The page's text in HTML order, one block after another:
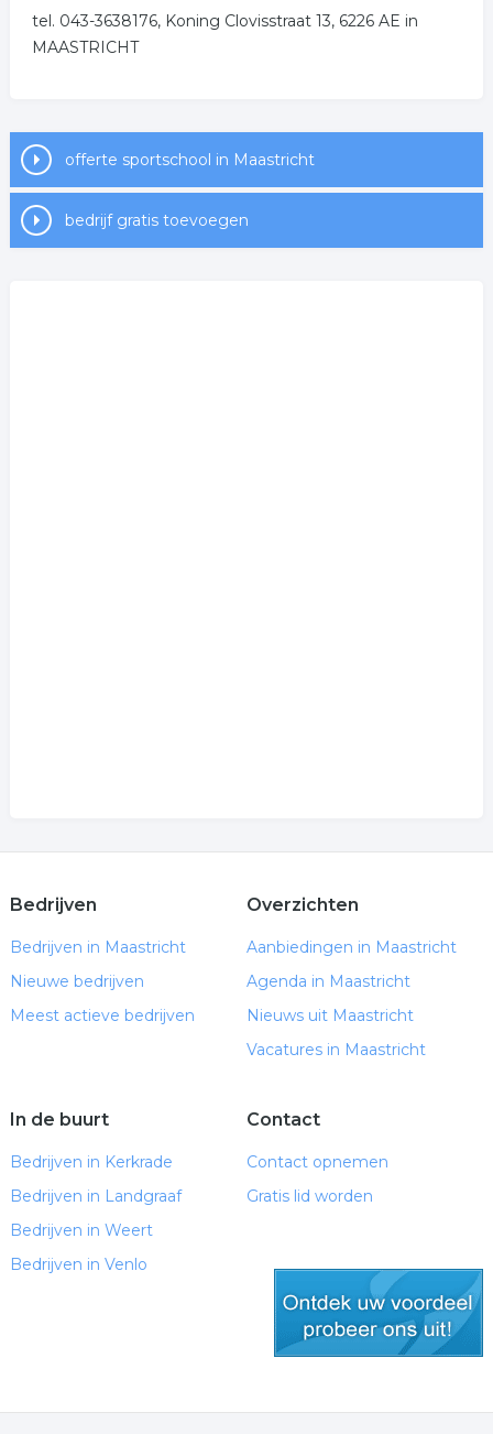
tel. 043-3638176, Koning Clovisstraat 13, 6226 AE in
MAASTRICHT
offerte sportschool in Maastricht
bedrijf gratis toevoegen
Bedrijven
Bedrijven in Maastricht
Nieuwe bedrijven
Meest actieve bedrijven
Overzichten
Aanbiedingen in Maastricht
Agenda in Maastricht
Nieuws uit Maastricht
Vacatures in Maastricht
In de buurt
Bedrijven in Kerkrade
Bedrijven in Landgraaf
Bedrijven in Weert
Bedrijven in Venlo
Contact
Contact opnemen
Gratis lid worden